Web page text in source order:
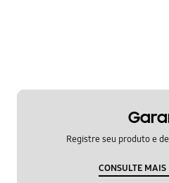
software upgrade
Registre seu produto e
CONSULTE